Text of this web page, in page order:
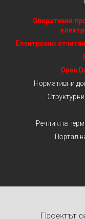
Оперативни
Електронно
Open
Нормативни
Речник на
Портал
Проектът